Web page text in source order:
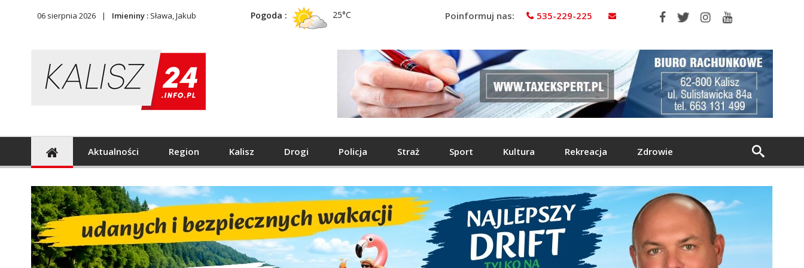
06 sierpnia 2026 Imieniny : Sława, Jakub Pogoda : 25°C Poinformuj nas: 535-229-225
Aktualności Region Kalisz Drogi Policja Straż Sport Kultura Rekreacja Zdrowie